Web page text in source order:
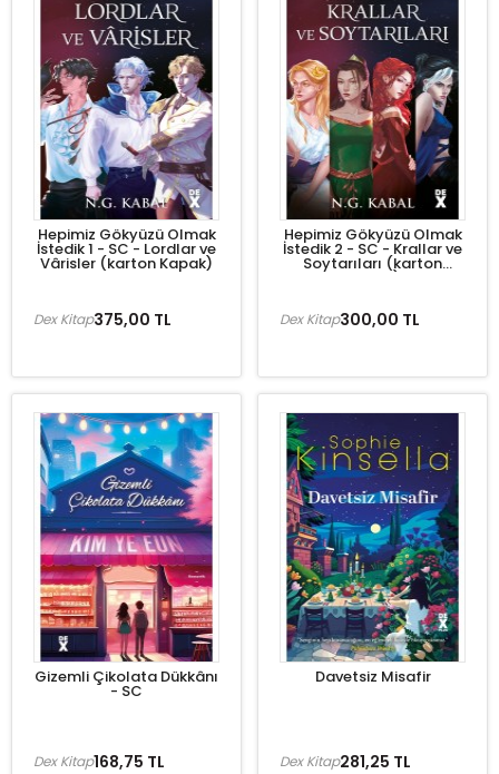
Hepimiz Gökyüzü Olmak
İstedik 1 - SC - Lordlar ve
Vârisler (karton Kapak)
375,00 TL
Dex Kitap
Hepimiz Gökyüzü Olmak
İstedik 2 - SC - Krallar ve
Soytarıları (karton
Kapak)
300,00 TL
Dex Kitap
Gizemli Çikolata Dükkânı
- SC
168,75 TL
Dex Kitap
Davetsiz Misafir
281,25 TL
Dex Kitap